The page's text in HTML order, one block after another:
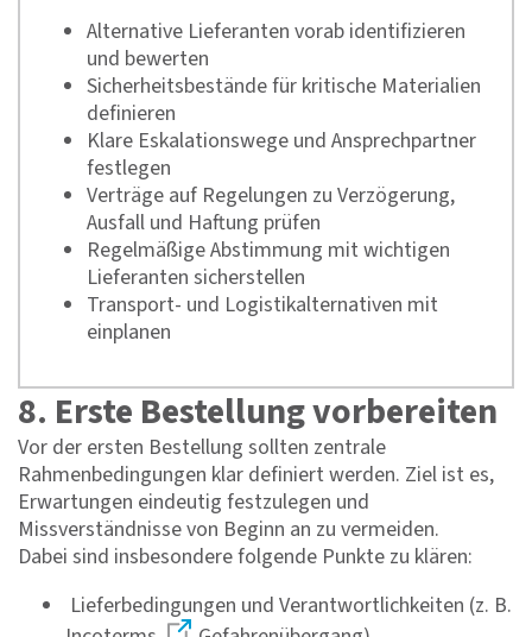
Alternative Lieferanten vorab identifizieren
und bewerten
Sicherheitsbestände für kritische Materialien
definieren
Klare Eskalationswege und Ansprechpartner
festlegen
Verträge auf Regelungen zu Verzögerung,
Ausfall und Haftung prüfen
Regelmäßige Abstimmung mit wichtigen
Lieferanten sicherstellen
Transport- und Logistikalternativen mit
einplanen
8. Erste Bestellung vorbereiten
Vor der ersten Bestellung sollten zentrale
Rahmenbedingungen klar definiert werden. Ziel ist es,
Erwartungen eindeutig festzulegen und
Missverständnisse von Beginn an zu vermeiden.
Dabei sind insbesondere folgende Punkte zu klären:
Lieferbedingungen und Verantwortlichkeiten (z. B.